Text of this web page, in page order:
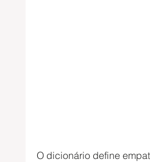
O dicionário define